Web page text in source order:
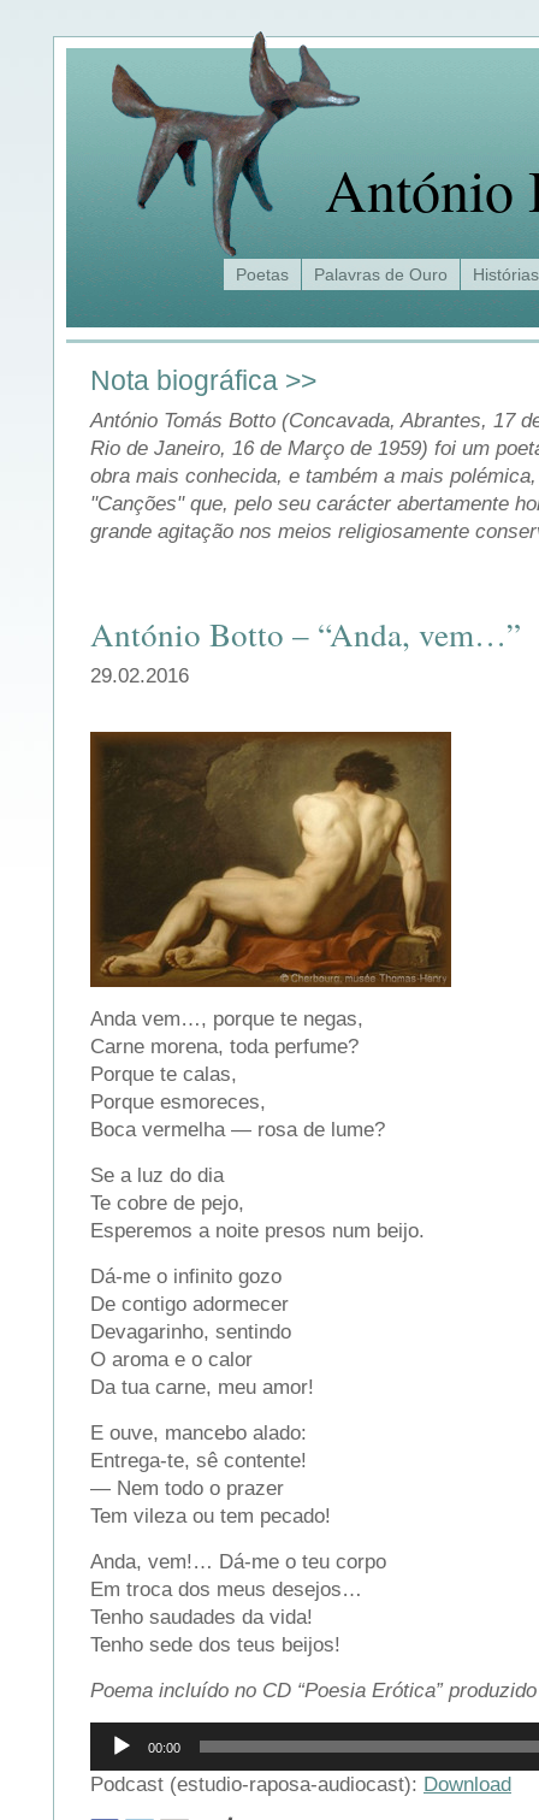
António
Poetas Palavras de Ouro Histórias
Nota biográfica >>
António Tomás Botto (Concavada, Abrantes, 17
Rio de Janeiro, 16 de Março de 1959) foi um
obra mais conhecida, e também a mais
"Canções" que, pelo seu carácter abertamente
grande agitação nos meios religiosamente
António Botto – “Anda, vem…”
29.02.2016
Anda vem…, porque te negas,
Carne morena, toda perfume?
Porque te calas,
Porque esmoreces,
Boca vermelha — rosa de lume?
Se a luz do dia
Te cobre de pejo,
Esperemos a noite presos num beijo.
Dá-me o infinito gozo
De contigo adormecer
Devagarinho, sentindo
O aroma e o calor
Da tua carne, meu amor!
E ouve, mancebo alado:
Entrega-te, sê contente!
— Nem todo o prazer
Tem vileza ou tem pecado!
Anda, vem!… Dá-me o teu corpo
Em troca dos meus desejos…
Tenho saudades da vida!
Tenho sede dos teus beijos!
Poema incluído no CD “Poesia Erótica”
Reprodutor
áudio
00:00
Podcast (estudio-raposa-audiocast): Download